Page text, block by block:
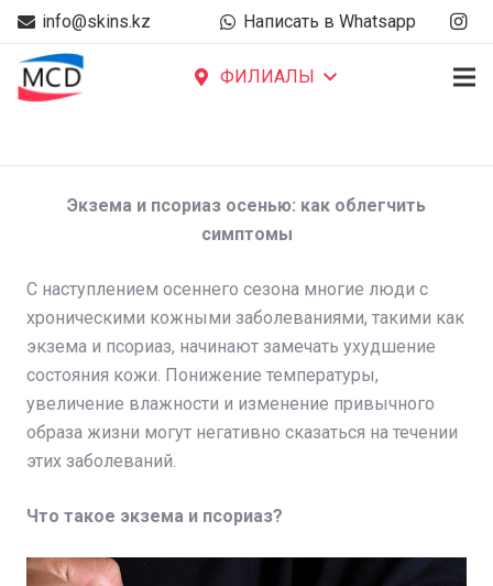
info@skins.kz Написать в Whatsapp
ФИЛИАЛЫ
Экзема и псориаз осенью: как облегчить
симптомы
С наступлением осеннего сезона многие люди с
хроническими кожными заболеваниями, такими как
экзема и псориаз, начинают замечать ухудшение
состояния кожи. Понижение температуры,
увеличение влажности и изменение привычного
образа жизни могут негативно сказаться на течении
этих заболеваний.
Что такое экзема и псориаз?